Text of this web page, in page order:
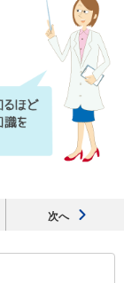
次へ